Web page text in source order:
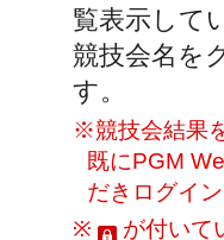
覧表示して
競技会名を
す。
※競技会結果
既にPGM
だきログイ
※
が付いて